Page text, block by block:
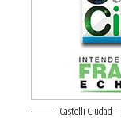
Castelli Ciudad